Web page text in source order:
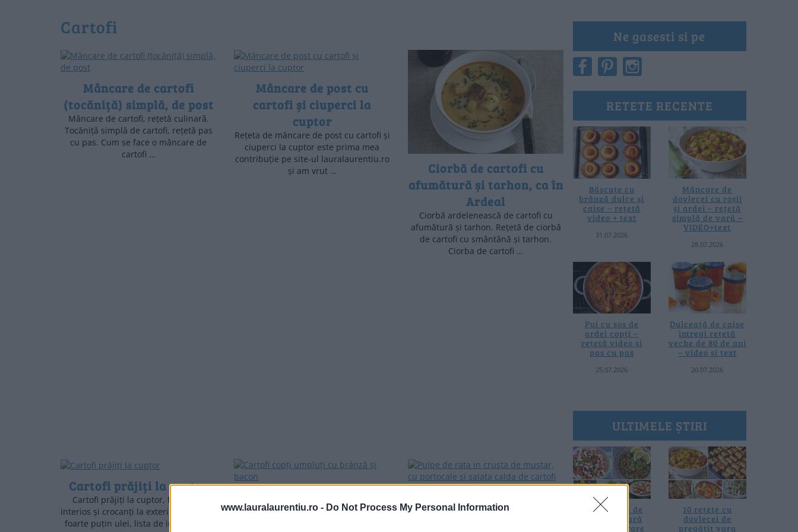
www.lauralaurentiu.ro - Do Not Process My Personal Information
cartofi
Mâncare de cartofi
(tocăniță) simplă, de post
Mâncare de cartofi, rețetă culinară.
Tocăniță simplă de cartofi, rețetă pas
cu pas. Cum se face o mâncare de
cartofi …
Mâncare de post cu
cartofi și ciuperci la
cuptor
Rețeta de mâncare de post cu cartofi și
ciuperci la cuptor este prima mea
contribuție pe site-ul lauralaurentiu.ro
și am vrut …
Ciorbă de cartofi cu
afumătură și tarhon, ca în
Ardeal
Ciorbă ardelenească de cartofi cu
afumătură și tarhon. Rețetă de ciorbă
de cartofi cu smântână și tarhon.
Ciorba de cartofi …
Cartofi prăjiți la cuptor
Cartofi prăjiți la cuptor, fragezi în
interios și crocanți la exterior, făcuți cu
foarte puțin ulei, lista de ingrediente
brânză și bacon
Pulpe de rata in crusta de
Ne gasesti si pe
RETETE RECENTE
Băscuțe cu
brânză dulce și
caise – rețetă
video + text
31.07.2026
Mâncare de
dovlecei cu roșii
și ardei – rețetă
simplă de vară –
VIDEO+text
28.07.2026
Pui cu sos de
ardei copți –
rețetă video și
pas cu pas
25.07.2026
Dulceață de caise
întregi rețetă
veche de 80 de ani
– video și text
20.07.2026
ULTIMELE ȘTIRI
20 de rețete de
salate de vară
fără prelucrare
10 rețete cu
dovlecei de
pregătit vara